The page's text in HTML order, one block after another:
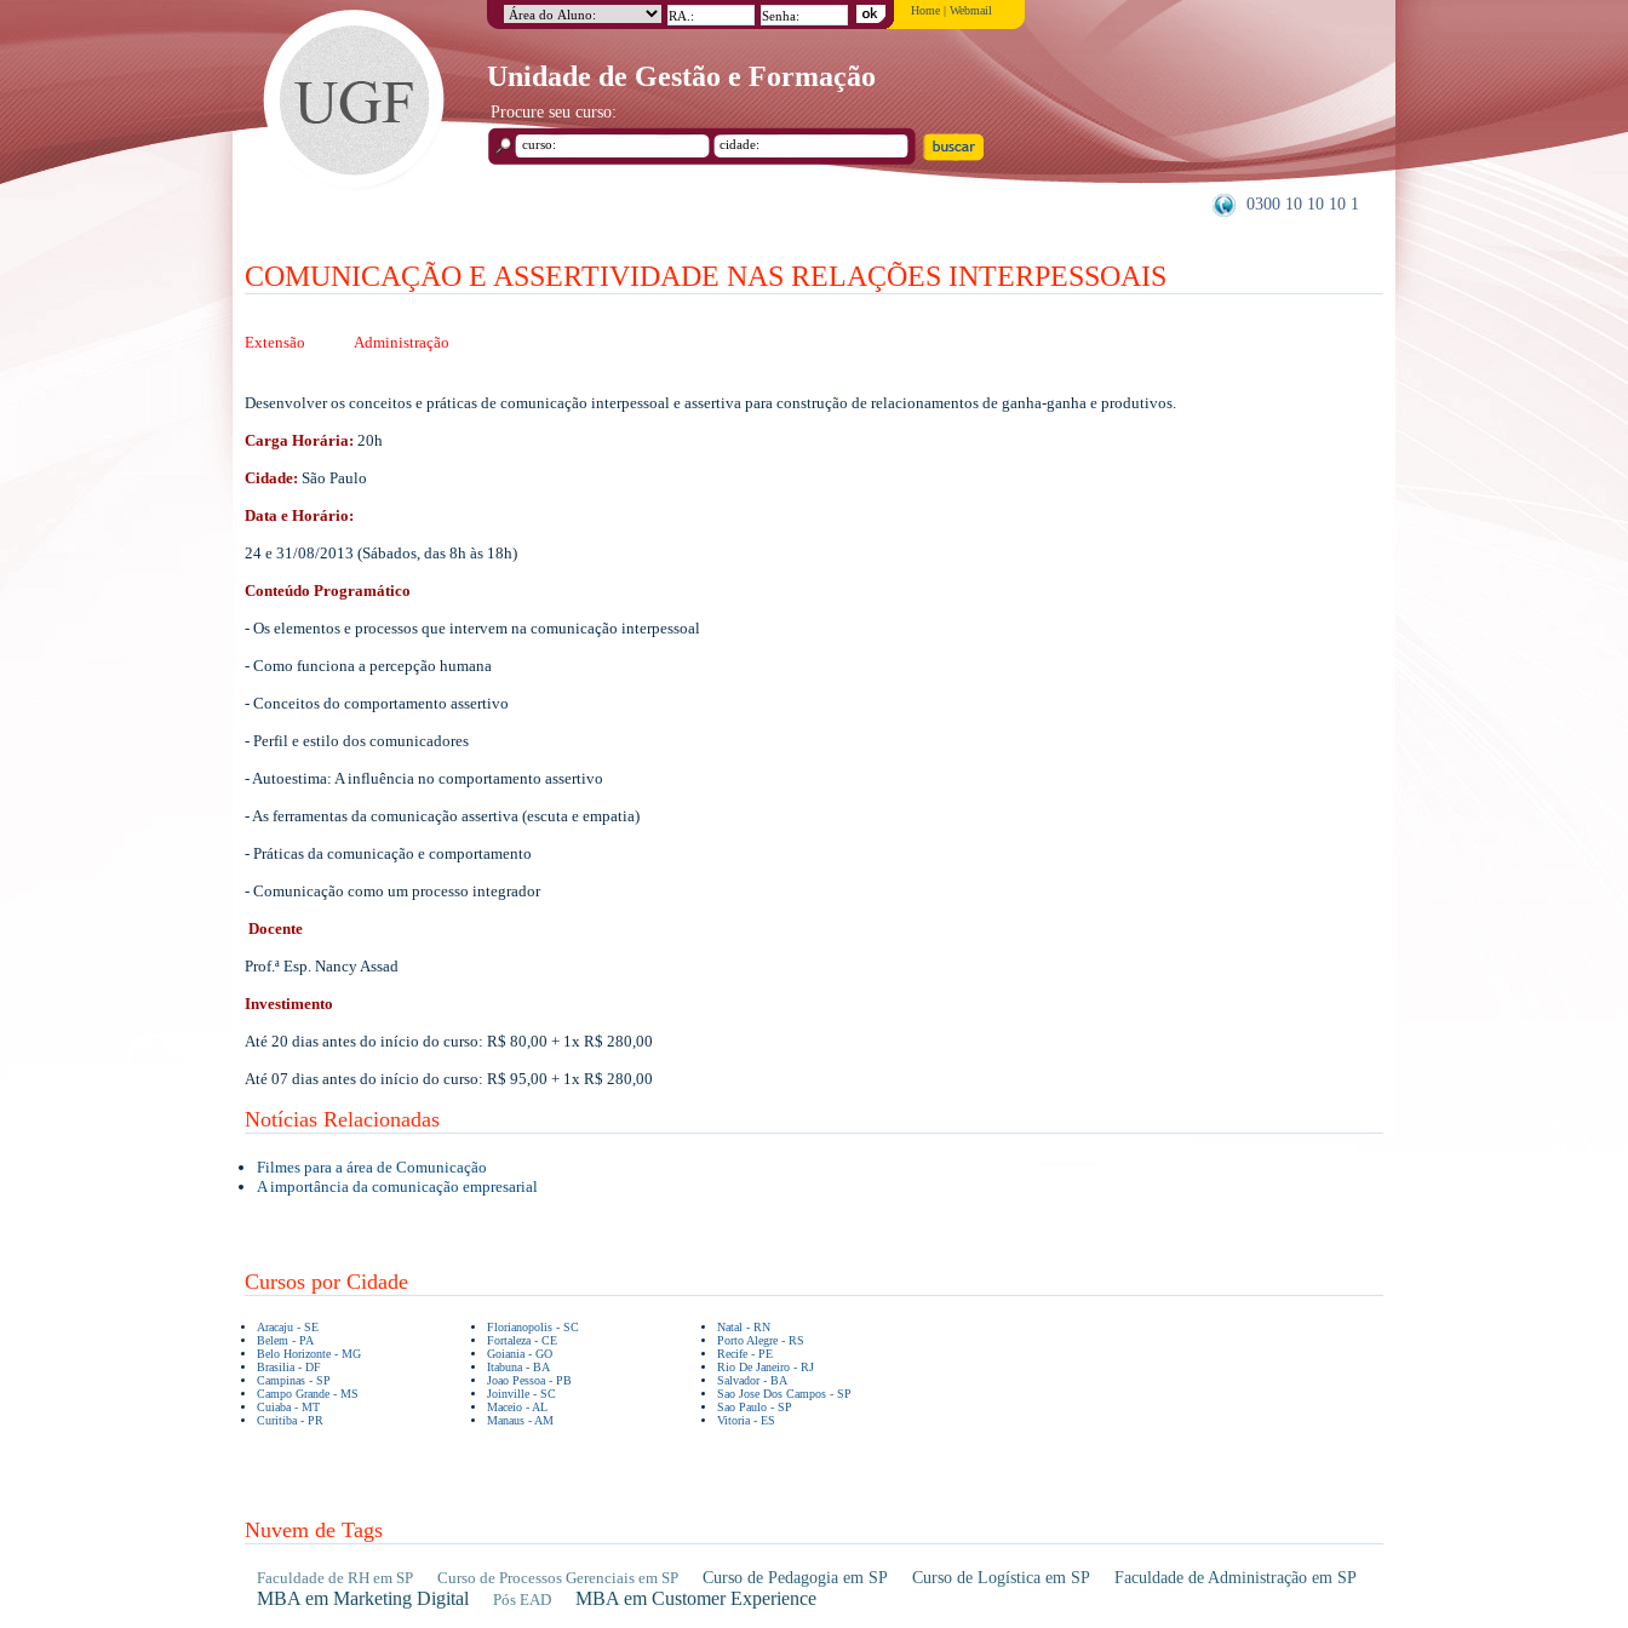
Unidade de Gestão e Formação
Home | Webmail
Procure seu curso:
0300 10 10 10 1
COMUNICAÇÃO E ASSERTIVIDADE NAS RELAÇÕES INTERPESSOAIS
Extensão Administração
Desenvolver os conceitos e práticas de comunicação interpessoal e assertiva para construção de relacionamentos de ganha-ganha e produtivos.
Carga Horária: 20h
Cidade: São Paulo
Data e Horário:
24 e 31/08/2013 (Sábados, das 8h às 18h)
Conteúdo Programático
- Os elementos e processos que intervem na comunicação interpessoal
- Como funciona a percepção humana
- Conceitos do comportamento assertivo
- Perfil e estilo dos comunicadores
- Autoestima: A influência no comportamento assertivo
- As ferramentas da comunicação assertiva (escuta e empatia)
- Práticas da comunicação e comportamento
- Comunicação como um processo integrador
Docente
Prof.ª Esp. Nancy Assad
Investimento
Até 20 dias antes do início do curso: R$ 80,00 + 1x R$ 280,00
Até 07 dias antes do início do curso: R$ 95,00 + 1x R$ 280,00
Notícias Relacionadas
Filmes para a área de Comunicação
A importância da comunicação empresarial
Cursos por Cidade
Aracaju - SE
Belem - PA
Belo Horizonte - MG
Brasilia - DF
Campinas - SP
Campo Grande - MS
Cuiaba - MT
Curitiba - PR
Florianopolis - SC
Fortaleza - CE
Goiania - GO
Itabuna - BA
Joao Pessoa - PB
Joinville - SC
Maceio - AL
Manaus - AM
Natal - RN
Porto Alegre - RS
Recife - PE
Rio De Janeiro - RJ
Salvador - BA
Sao Jose Dos Campos - SP
Sao Paulo - SP
Vitoria - ES
Nuvem de Tags
Faculdade de RH em SP Curso de Processos Gerenciais em SP Curso de Pedagogia em SP Curso de Logística em SP Faculdade de Administração em SP
MBA em Marketing Digital Pós EAD MBA em Customer Experience